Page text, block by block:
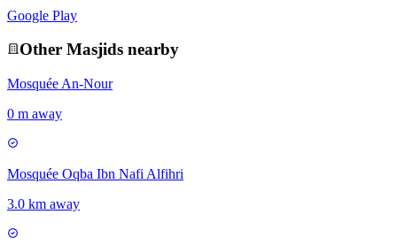
Google Play
Other Masjids nearby
Mosquée An-Nour
0 m away
Mosquée Oqba Ibn Nafi Alfihri
3.0 km away